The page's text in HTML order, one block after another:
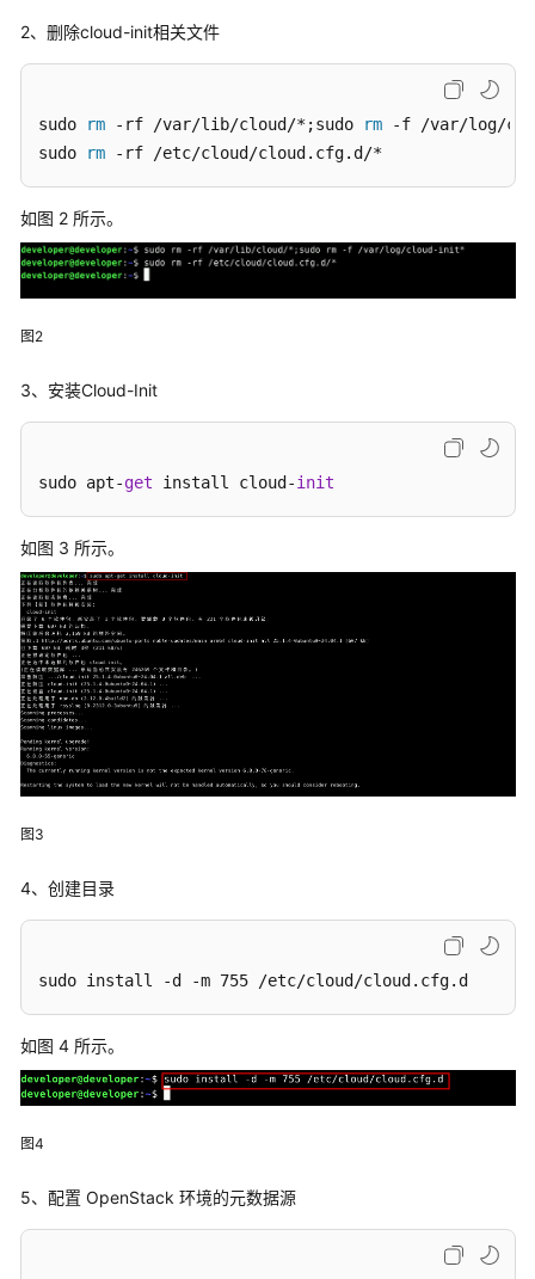
南
机
云
机
使
云
主
基
指
云
主
作
指
操
init
2、删除cloud-init相关文件
sudo rm -rf /var/lib/cloud/*;sudo rm -f /var/log/
sudo
rm -rf /etc/cloud/cloud.cfg.d/*
如图 2 所示。
图2
3、安装Cloud-Init
sudo apt-get install cloud-init
如图 3 所示。
图3
4、创建目录
sudo install -d -m 755 /etc/cloud/cloud.cfg.d
如图 4 所示。
图4
5、配置 OpenStack 环境的元数据源